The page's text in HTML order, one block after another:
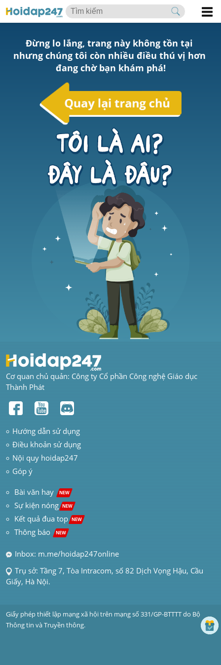
Đừng lo lắng, trang này không tồn tại
nhưng chúng tôi còn nhiều điều thú vị hơn
đang chờ bạn khám phá!
Cơ quan chủ quản: Công ty Cổ phần Công nghệ Giáo dục
Thành Phát
Hướng dẫn sử dụng
Điều khoản sử dụng
Nội quy hoidap247
Góp ý
Bài văn hay NEW
Sự kiện nóng NEW
Kết quả đua top NEW
Thông báo NEW
Inbox: m.me/hoidap247online
Trụ sở: Tầng 7, Tòa Intracom, số 82 Dịch Vọng Hậu, Cầu
Giấy, Hà Nội.
Giấy phép thiết lập mạng xã hội trên mạng số 331/GP-BTTTT do Bộ
Thông tin và Truyền thông.